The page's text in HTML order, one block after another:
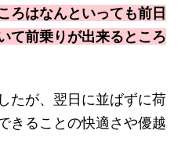
ろはなんといっても前日
て前乗りが出来るところ
たが、翌日に並ばずに荷
きることの快適さや優越